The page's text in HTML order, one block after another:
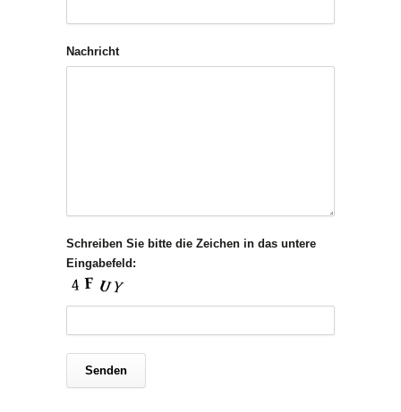
Nachricht
Schreiben Sie bitte die Zeichen in das untere
Eingabefeld: